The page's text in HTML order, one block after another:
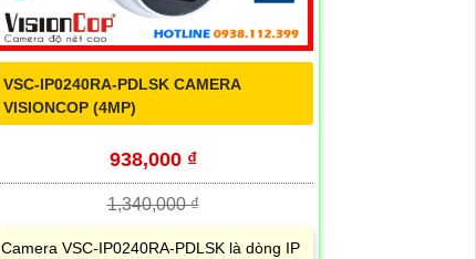
VSC-IP0240RA-PDLSK CAMERA
VISIONCOP (4MP)
938,000 ₫
1,340,000 ₫
Camera VSC-IP0240RA-PDLSK là dòng IP